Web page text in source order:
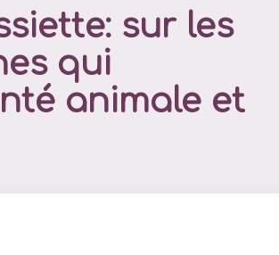
sur les
qui
animale et